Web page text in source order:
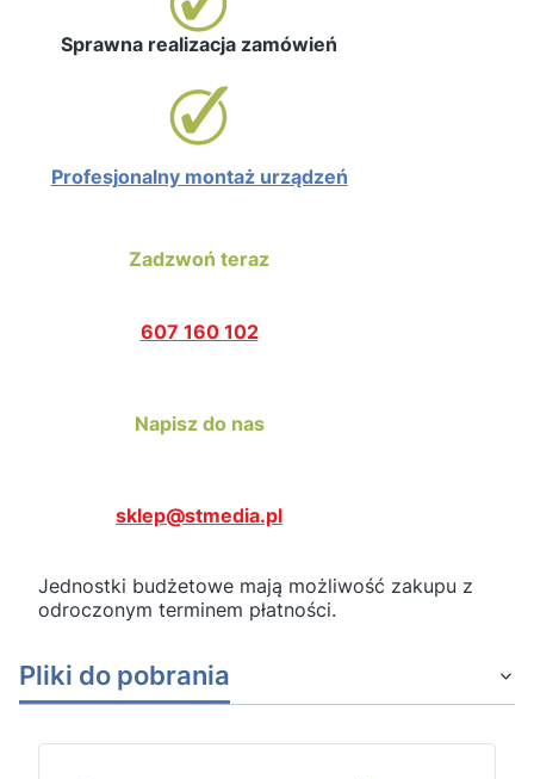
Sprawna realizacja zamówień
Profesjonalny montaż urządzeń
Zadzwoń teraz
607 160 102
Napisz do nas
sklep@stmedia.pl
Jednostki budżetowe mają możliwość zakupu z
odroczonym terminem płatności.
Pliki do pobrania